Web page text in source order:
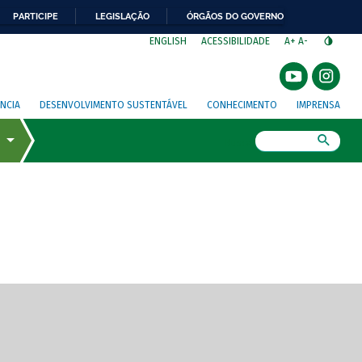
PARTICIPE LEGISLAÇÃO ÓRGÃOS DO GOVERNO
ENGLISH ACESSIBILIDADE A+ A-
DESENVOLVIMENTO SUSTENTÁVEL CONHECIMENTO IMPRENSA
de tela